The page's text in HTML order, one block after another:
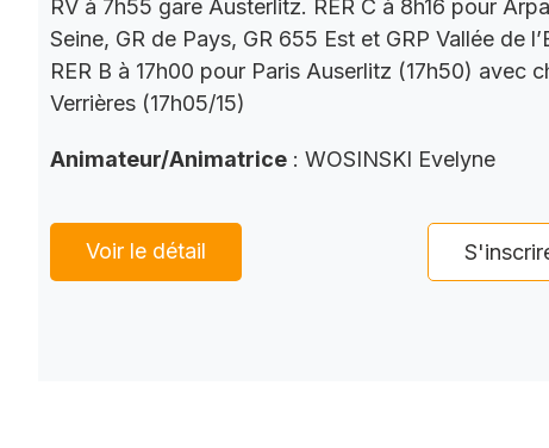
RV à 7h55 gare Austerlitz. RER C à 8h16 pour
Seine, GR de Pays, GR 655 Est et GRP Vallée de
RER B à 17h00 pour Paris Auserlitz (17h50) avec
Verrières (17h05/15)
Animateur/Animatrice : WOSINSKI Evelyne
Voir le détail